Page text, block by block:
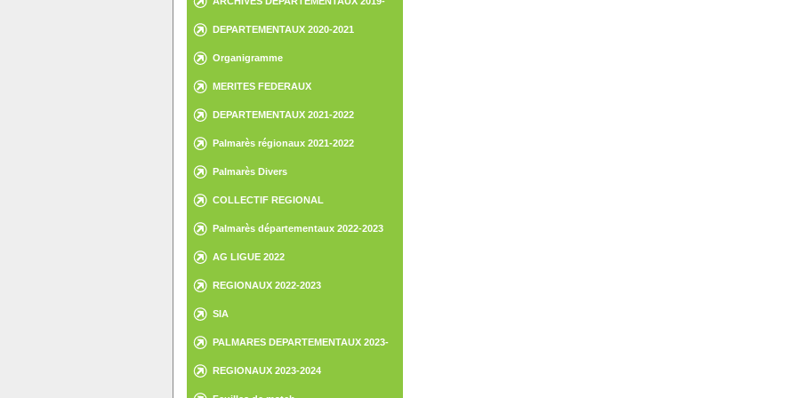
DEPARTEMENTAUX 2020-2021
Organigramme
MERITES FEDERAUX
DEPARTEMENTAUX 2021-2022
Palmarès régionaux 2021-2022
Palmarès Divers
COLLECTIF REGIONAL
Palmarès départementaux 2022-2023
AG LIGUE 2022
REGIONAUX 2022-2023
SIA
PALMARES DEPARTEMENTAUX 2023-
REGIONAUX 2023-2024